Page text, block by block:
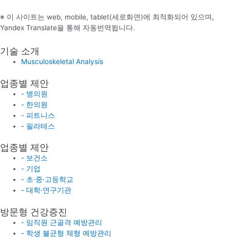
※ 이 사이트는 web, mobile, tablet(세로화면)에 최적화되어 있으며,
Yandex Translate을 통해 자동번역됩니다.
기술 소개
Musculoskeletal Analysis
업종별 제안
- 병의원
- 한의원
- 피트니스
- 필라테스
업종별 제안
- 보건소
- 기업
- 초·중·고등학교
- 대학·연구기관
방문형 건강증진
- 임직원 근골격 예방관리
- 학생 불균형 체형 예방관리